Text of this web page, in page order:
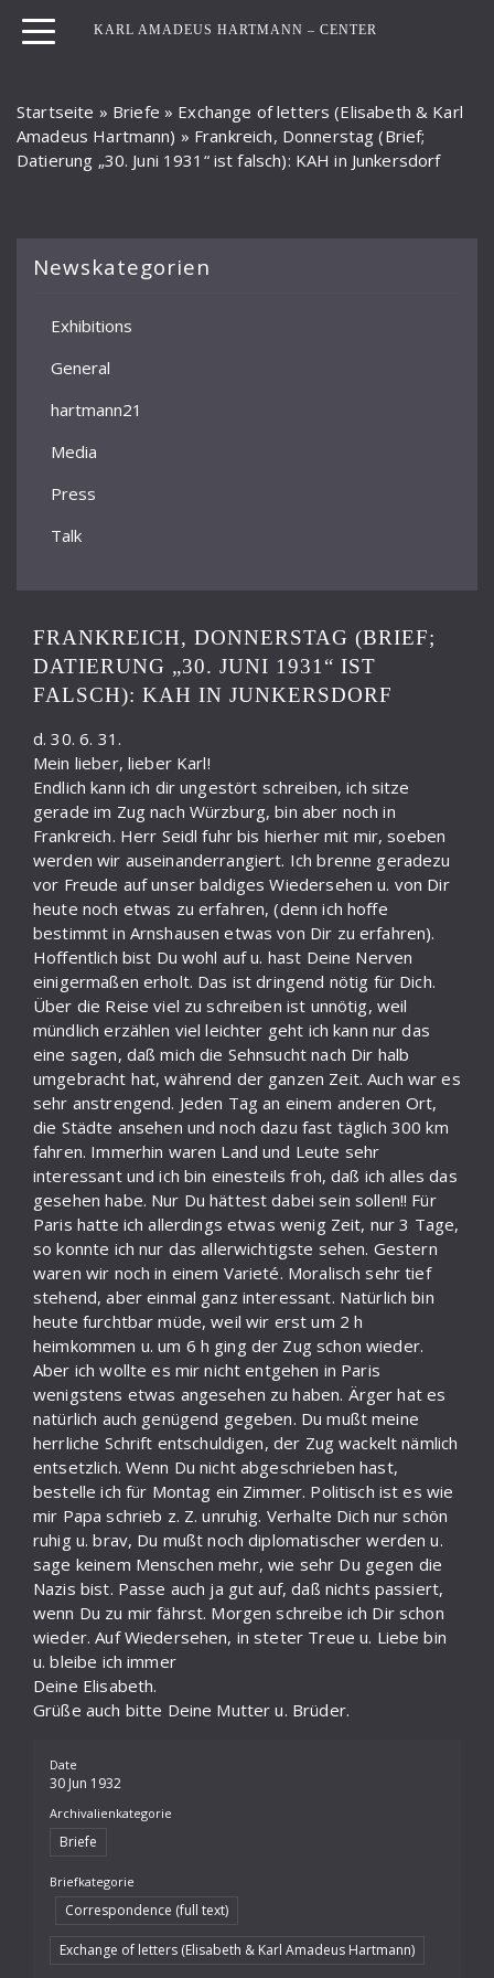
KARL AMADEUS HARTMANN – CENTER
Startseite » Briefe » Exchange of letters (Elisabeth & Karl
Amadeus Hartmann) » Frankreich, Donnerstag (Brief;
Datierung „30. Juni 1931“ ist falsch): KAH in Junkersdorf
Newskategorien
Exhibitions
General
hartmann21
Media
Press
Talk
FRANKREICH, DONNERSTAG (BRIEF;
DATIERUNG „30. JUNI 1931“ IST
FALSCH): KAH IN JUNKERSDORF
d. 30. 6. 31.
Mein lieber, lieber Karl!
Endlich kann ich dir ungestört schreiben, ich sitze
gerade im Zug nach Würzburg, bin aber noch in
Frankreich. Herr Seidl fuhr bis hierher mit mir, soeben
werden wir auseinanderrangiert. Ich brenne geradezu
vor Freude auf unser baldiges Wiedersehen u. von Dir
heute noch etwas zu erfahren, (denn ich hoffe
bestimmt in Arnshausen etwas von Dir zu erfahren).
Hoffentlich bist Du wohl auf u. hast Deine Nerven
einigermaßen erholt. Das ist dringend nötig für Dich.
Über die Reise viel zu schreiben ist unnötig, weil
mündlich erzählen viel leichter geht ich kann nur das
eine sagen, daß mich die Sehnsucht nach Dir halb
umgebracht hat, während der ganzen Zeit. Auch war es
sehr anstrengend. Jeden Tag an einem anderen Ort,
die Städte ansehen und noch dazu fast täglich 300 km
fahren. Immerhin waren Land und Leute sehr
interessant und ich bin einesteils froh, daß ich alles das
gesehen habe. Nur Du hättest dabei sein sollen!! Für
Paris hatte ich allerdings etwas wenig Zeit, nur 3 Tage,
so konnte ich nur das allerwichtigste sehen. Gestern
waren wir noch in einem Varieté. Moralisch sehr tief
stehend, aber einmal ganz interessant. Natürlich bin
heute furchtbar müde, weil wir erst um 2 h
heimkommen u. um 6 h ging der Zug schon wieder.
Aber ich wollte es mir nicht entgehen in Paris
wenigstens etwas angesehen zu haben. Ärger hat es
natürlich auch genügend gegeben. Du mußt meine
herrliche Schrift entschuldigen, der Zug wackelt nämlich
entsetzlich. Wenn Du nicht abgeschrieben hast,
bestelle ich für Montag ein Zimmer. Politisch ist es wie
mir Papa schrieb z. Z. unruhig. Verhalte Dich nur schön
ruhig u. brav, Du mußt noch diplomatischer werden u.
sage keinem Menschen mehr, wie sehr Du gegen die
Nazis bist. Passe auch ja gut auf, daß nichts passiert,
wenn Du zu mir fährst. Morgen schreibe ich Dir schon
wieder. Auf Wiedersehen, in steter Treue u. Liebe bin
u. bleibe ich immer
Deine Elisabeth.
Grüße auch bitte Deine Mutter u. Brüder.
Date
30 Jun 1932
Archivalienkategorie
Briefe
Briefkategorie
Correspondence (full text)
Exchange of letters (Elisabeth & Karl Amadeus Hartmann)